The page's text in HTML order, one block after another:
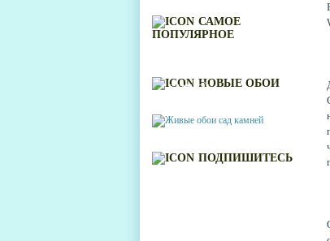
САМОЕ
ПОПУЛЯРНОЕ
НОВЫЕ ОБОИ
КАМНЕЙ
ПОДПИШИТЕСЬ